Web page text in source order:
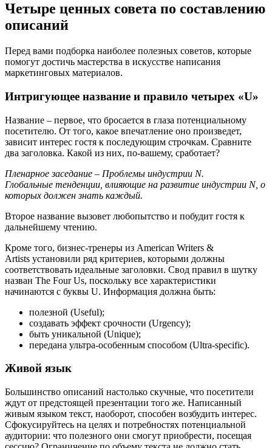
Четыре ценных совета по составлению
описаний
Перед вами подборка наиболее полезных советов, которые
помогут достичь мастерства в искусстве написания
маркетинговых материалов.
Интригующее название и правило четырех «U»
Название – первое, что бросается в глаза потенциальному
посетителю. От того, какое впечатление оно произведет,
зависит интерес гостя к последующим строчкам. Сравните
два заголовка. Какой из них, по-вашему, сработает?
Пленарное заседание – Проблемы индустрии N.
Глобальные тенденции, влияющие на развитие индустрии N, о
которых должен знать каждый.
Второе название вызовет любопытство и побудит гостя к
дальнейшему чтению.
Кроме того, бизнес-тренеры из American Writers &
Artists установили ряд критериев, которыми должны
соответствовать идеальные заголовки. Свод правил в шутку
назван The Four Us, поскольку все характеристики
начинаются с буквы U. Информация должна быть:
полезной (Useful);
создавать эффект срочности (Urgency);
быть уникальной (Unique);
передана ультра-особенным способом (Ultra-specific).
Живой язык
Большинство описаний настолько скучные, что посетители
ждут от предстоящей презентации того же. Написанный
живым языком текст, наоборот, способен возбудить интерес.
Сфокусируйтесь на целях и потребностях потенциальной
аудитории: что полезного они смогут приобрести, посещая